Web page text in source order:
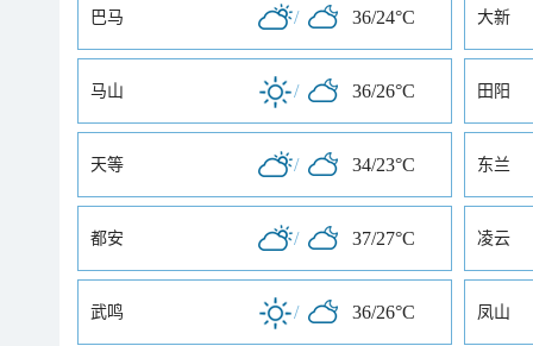
巴马 / 36/24°C 大新
马山 / 36/26°C 田阳
天等 / 34/23°C 东兰
都安 / 37/27°C 凌云
武鸣 / 36/26°C 凤山